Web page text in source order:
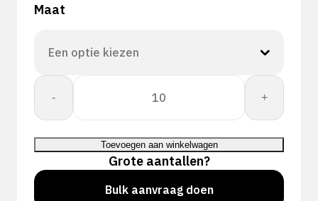
Maat
-
PERFECT
GLOVE
DEXGRIP
aantal
+
Toevoegen aan winkelwagen
Grote aantallen?
Bulk aanvraag doen